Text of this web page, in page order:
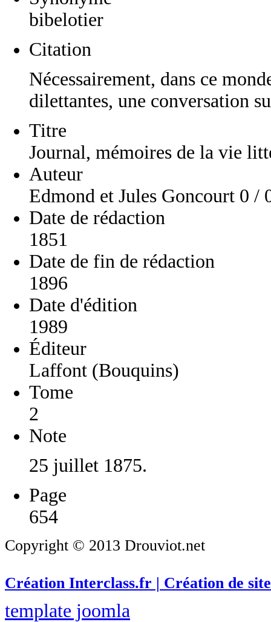
bibelotier
Citation
Nécessairement, dans ce
dilettantes, une conversation
Titre
Journal, mémoires de la vie
Auteur
Edmond et Jules Goncourt 0 /
Date de rédaction
1851
Date de fin de rédaction
1896
Date d'édition
1989
Éditeur
Laffont (Bouquins)
Tome
2
Note
25 juillet 1875.
Page
654
Copyright © 2013 Drouviot.net
Création Interclass.fr | Création de
template joomla